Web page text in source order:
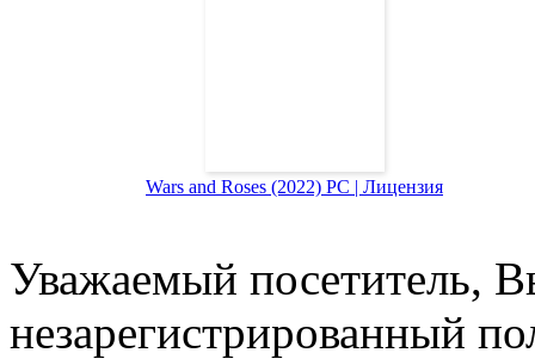
Wars and Roses (2022) PC | Лицензия
Уважаемый посетитель,
незарегистрированный